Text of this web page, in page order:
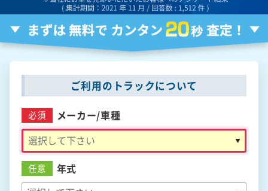
ご利用のトラックについて
必須 メーカー/車種
任意 年式